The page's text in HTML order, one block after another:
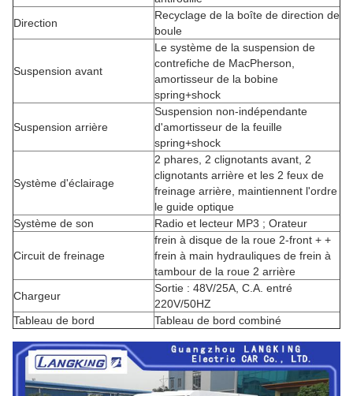
Direction
Recyclage de la boîte de direction de
boule
Suspension avant
Le système de la suspension de
contrefiche de MacPherson,
amortisseur de la bobine
spring+shock
Suspension arrière
Suspension non-indépendante
d'amortisseur de la feuille
spring+shock
Système d'éclairage
2 phares, 2 clignotants avant, 2
clignotants arrière et les 2 feux de
freinage arrière, maintiennent l'ordre
le guide optique
Système de son
Radio et lecteur MP3 ; Orateur
Circuit de freinage
frein à disque de la roue 2-front + +
frein à main hydrauliques de frein à
tambour de la roue 2 arrière
Chargeur
Sortie : 48V/25A, C.A. entré
220V/50HZ
Tableau de bord
Tableau de bord combiné